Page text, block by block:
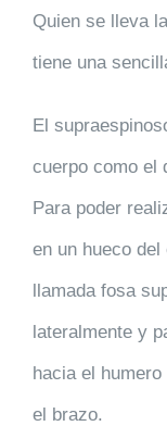
Quien se lleva
tiene una
El
cuerpo como el
Para poder
en un hueco del
llamada fosa
lateralmente y
hacia el
el brazo.